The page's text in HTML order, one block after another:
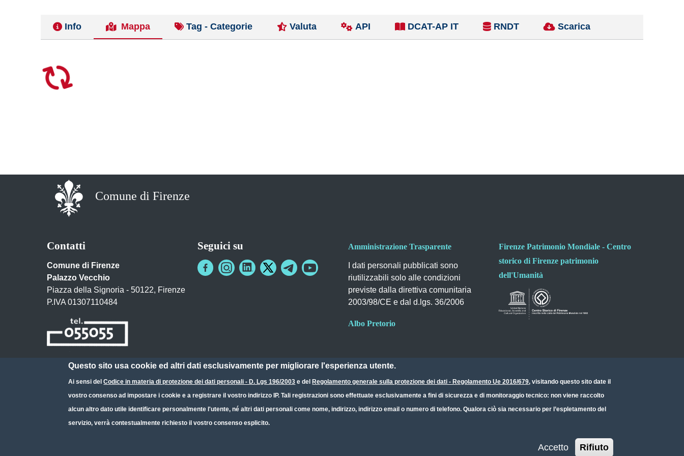
Info Mappa Tag - Categorie Valuta API DCAT-AP IT RNDT Scarica
Comune di Firenze
Contatti
Comune di Firenze
Palazzo Vecchio
Piazza della Signoria - 50122, Firenze
P.IVA 01307110484
Posta Elettronica Certificata
Seguici su Amministrazione Trasparente
I dati personali pubblicati sono
riutilizzabili solo alle condizioni
previste dalla direttiva comunitaria
2003/98/CE e dal d.lgs. 36/2006
Albo Pretorio
Firenze Patrimonio Mondiale - Centro
storico di Firenze patrimonio
dell'Umanità
Small prints
Useful links section
Questo sito usa cookie ed altri dati esclusivamente per migliorare l'esperienza utente.
Ai sensi delCodice in materia di protezione dei dati personali - D. Lgs 196/2003 e del Regolamento generale sulla protezione dei dati - Regolamento Ue 2016/679, visitando questo sito date il
vostro consenso ad impostare i cookie e a registrare il vostro indirizzo IP. Tali registrazioni sono effettuate esclusivamente a fini di sicurezza e di monitoraggio tecnico: non viene raccolto
alcun altro dato utile identificare personalmente l'utente, né altri dati personali come nome, indirizzo, indirizzo email o numero di telefono. Qualora ciò sia necessario per l’espletamento del
servizio, verrà contestualmente richiesto il vostro consenso esplicito.
Accetto Rifiuto